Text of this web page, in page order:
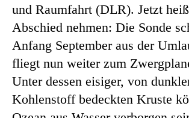
und Raumfahrt (DLR). Jetzt
Abschied nehmen: Die Sonde
Anfang September aus der
fliegt nun weiter zum
Unter dessen eisiger, von
Kohlenstoff bedeckten Kruste